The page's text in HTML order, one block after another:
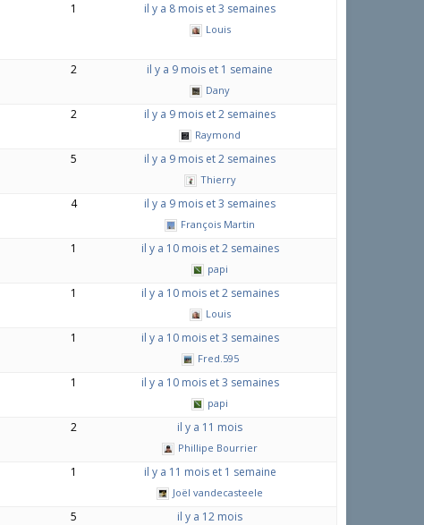
1 il y a 8 mois et 3 semaines
Louis
2 il y a 9 mois et 1 semaine
Dany
2 il y a 9 mois et 2 semaines
Raymond
5 il y a 9 mois et 2 semaines
Thierry
4 il y a 9 mois et 3 semaines
François Martin
1 il y a 10 mois et 2 semaines
papi
1 il y a 10 mois et 2 semaines
Louis
1 il y a 10 mois et 3 semaines
Fred.595
1 il y a 10 mois et 3 semaines
papi
2 il y a 11 mois
Phillipe Bourrier
1 il y a 11 mois et 1 semaine
Joël vandecasteele
5 il y a 12 mois